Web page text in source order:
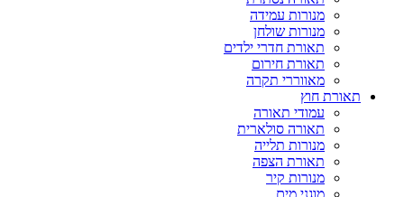
מנורות עמידה
מנורות שולחן
תאורת חדרי ילדים
תאורת חירום
מאווררי תקרה
תאורת חוץ
עמודי תאורה
תאורה סולארית
מנורות תלייה
תאורת הצפה
מנורות קיר